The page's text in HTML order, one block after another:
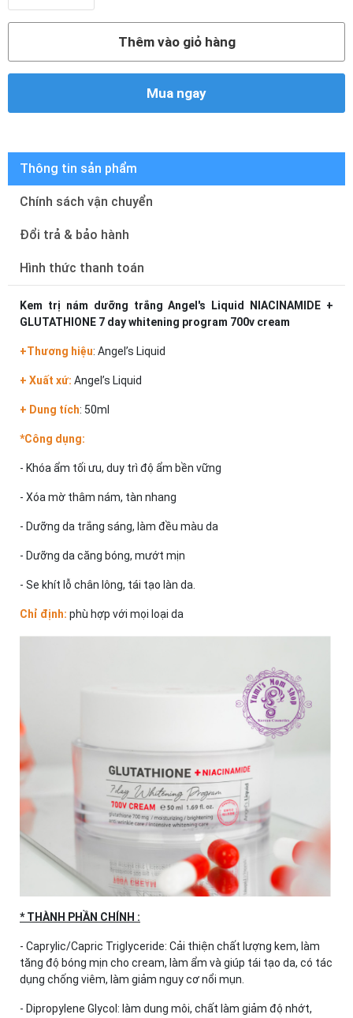
Thêm vào giỏ hàng
Mua ngay
Thông tin sản phẩm
Chính sách vận chuyển
Đổi trả & bảo hành
Hình thức thanh toán
Kem trị nám dưỡng trắng Angel's Liquid NIACINAMIDE +
GLUTATHIONE 7 day whitening program 700v cream
+Thương hiệu: Angel’s Liquid
+ Xuất xứ: Angel’s Liquid
+ Dung tích: 50ml
*Công dụng:
- Khóa ẩm tối ưu, duy trì độ ẩm bền vững
- Xóa mờ thâm nám, tàn nhang
- Dưỡng da trắng sáng, làm đều màu da
- Dưỡng da căng bóng, mướt mịn
- Se khít lỗ chân lông, tái tạo làn da.
Chỉ định: phù hợp với mọi loại da
* THÀNH PHẦN CHÍNH :
- Caprylic/Capric Triglyceride: Cải thiện chất lượng kem, làm
tăng độ bóng mịn cho cream, làm ẩm và giúp tái tạo da, có tác
dụng chống viêm, làm giảm nguy cơ nổi mụn.
- Dipropylene Glycol: làm dung môi, chất làm giảm độ nhớt,